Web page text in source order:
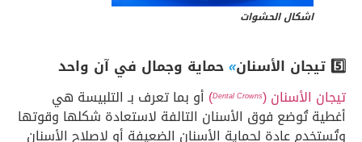
اشكال الحشوات
5️⃣ تيجان الأسنان »حماية وجمال في آن واحد
تيجان الأسنان (Dental Crowns
) أو بما تعرف بـ التلبيسة هي
أغطية تُوضع فوق الأسنان التالفة لاستعادة شكلها وقوتها
وتُستخدم عادة لحماية الأسنان الضعيفة أو لإصلاح الأسنان